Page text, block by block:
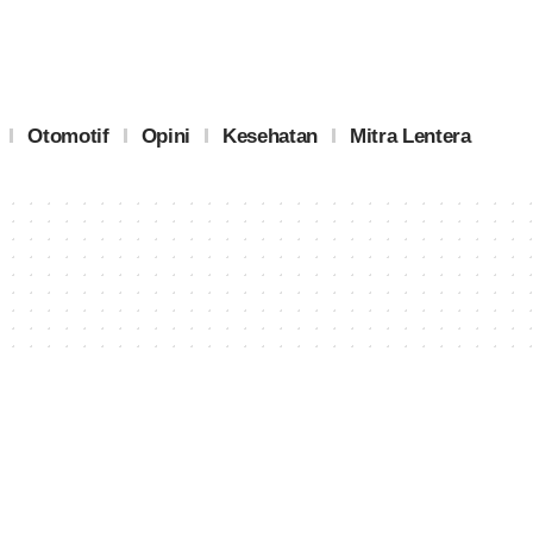
Otomotif Opini Kesehatan Mitra Lentera